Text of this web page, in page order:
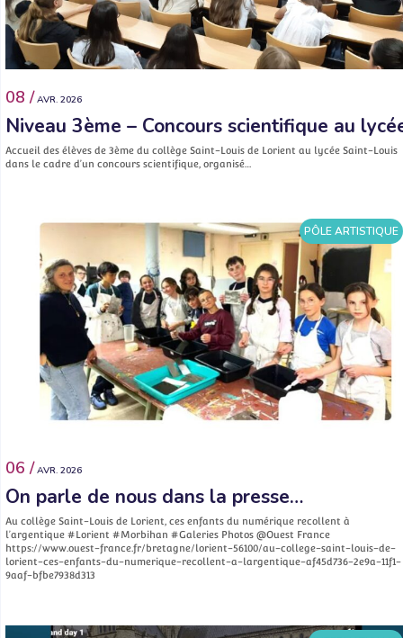
08 / AVR. 2026
Niveau 3ème – Concours scientifique au
Accueil des élèves de 3ème du collège Saint-Louis de Lorient au lycée Saint-Louis
dans le cadre d’un concours scientifique, organisé…
PÔLE ARTISTIQUE
06 / AVR. 2026
On parle de nous dans la presse…
Au collège Saint-Louis de Lorient, ces enfants du numérique recollent à
l’argentique #Lorient #Morbihan #Galeries Photos @Ouest France
https://www.ouest-france.fr/bretagne/lorient-56100/au-college-saint-louis-de-
lorient-ces-enfants-du-numerique-recollent-a-largentique-af45d736-2e9a-11f1-
9aaf-bfbe7938d313